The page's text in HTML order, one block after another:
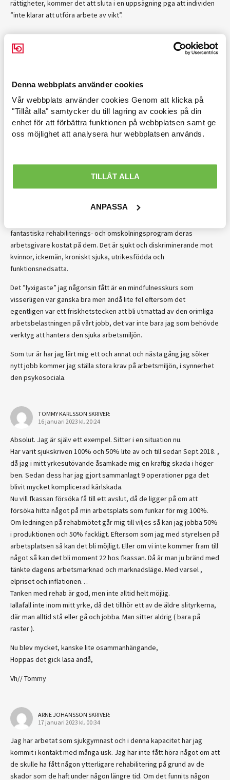
Denna webbplats använder cookies
Vår webbplats använder cookies Genom att klicka på
"Tillåt alla" samtycker du till lagring av cookies på din
enhet för att förbättra funktionen på webbplatsen samt ge
oss möjlighet att analysera hur webbplatsen används.
TILLÅT ALLA
ANPASSA
Arbetsmarknad »
Avtal löner & arbetsrätt »
Internationellt »
Välfärd »
Distriktsbloggare »
rättigheter, kommer det att sluta i en uppsägning pga att individen
”inte klarar att utföra arbete av vikt”.
Jag tror att det dels beror på stressnivån och organisatoriska
strukturer i hela den bransch det gäller, och även ledningens syn på
medarbetarens värde. Då jag arbetade i omsorgen kändes det som
att jag som kompetent och därmed lite mer besvärlig, kritisk
anställd i fyrtioårsåldern var mer utbytbar än de som var yngre eller
Inte heller när jag började jobba i skolan kändes det som om vi med
bred erfarenhet var mindre värda än ändå väldigt oflexibla ny-exade
personer utan verklighetsförankring men utan sjuka småbarn.
När jag talat med vänner i helt andra branscher har det känts som
fantastiska rehabiliterings- och omskolningsprogram deras
arbetsgivare kostat på dem. Det är sjukt och diskriminerande mot
kvinnor, ickemän, kroniskt sjuka, utrikesfödda och
funktionsnedsatta.
Det ”lyxigaste” jag någonsin fått är en mindfulnesskurs som
visserligen var ganska bra men ändå lite fel eftersom det
egentligen var ett friskhetstecken att bli utmattad av den orimliga
arbetsbelastningen på vårt jobb, det var inte bara jag som behövde
verktyg att hantera den sjuka arbetsmiljön.
Som tur är har jag lärt mig ett och annat och nästa gång jag söker
nytt jobb kommer jag ställa stora krav på arbetsmiljön, i synnerhet
den psykosociala.
TOMMY KARLSSON SKRIVER:
16 januari 2023 kl. 20:24
Absolut. Jag är själv ett exempel. Sitter i en situation nu.
Har varit sjukskriven 100% och 50% lite av och till sedan Sept.2018. ,
då jag i mitt yrkesutövande åsamkade mig en kraftig skada i höger
ben. Sedan dess har jag gjort sammanlagt 9 operationer pga det
blivit mycket komplicerad kärlskada.
Nu vill fkassan försöka få till ett avslut, då de ligger på om att
försöka hitta något på min arbetsplats som funkar för mig 100%.
Om ledningen på rehabmötet går mig till viljes så kan jag jobba 50%
i produktionen och 50% fackligt. Eftersom som jag med styrelsen på
arbetsplatsen så kan det bli möjligt. Eller om vi inte kommer fram till
något så kan det bli moment 22 hos fkassan. Då är man ju bränd med
tänkte dagens arbetsmarknad och marknadsläge. Med varsel ,
elpriset och inflationen…
Tanken med rehab är god, men inte alltid helt möjlig.
Iallafall inte inom mitt yrke, då det tillhör ett av de äldre slityrkerna,
där man alltid stå eller gå och jobba. Man sitter aldrig ( bara på
raster ).
Nu blev mycket, kanske lite osammanhängande,
Hoppas det gick läsa ändå,
Vh// Tommy
ARNE JOHANSSON SKRIVER:
17 januari 2023 kl. 00:34
Jag har arbetat som sjukgymnast och i denna kapacitet har jag
kommit i kontakt med många usk. Jag har inte fått höra något om att
de skulle ha fått någon ytterligare rehabilitering på grund av de
skador som de haft under någon längre tid. Om det funnits någon